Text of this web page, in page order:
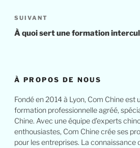
de
l’article
Article
suivant
SUIVANT
À quoi sert une formation
À PROPOS DE NOUS
Fondé en 2014 à Lyon, Com Chine est
formation professionnelle agréé,
Chine. Avec une équipe d’experts
enthousiastes, Com Chine crée ses
pour les entreprises. La connaissance